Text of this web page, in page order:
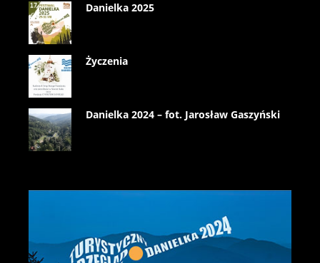
Danielka 2025
Życzenia
Danielka 2024 – fot. Jarosław Gaszyński